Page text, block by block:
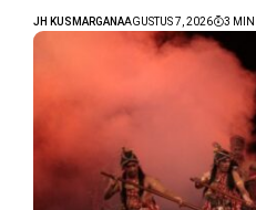
JH KUSMARGANAAGUSTUS 7, 2026 3 MIN